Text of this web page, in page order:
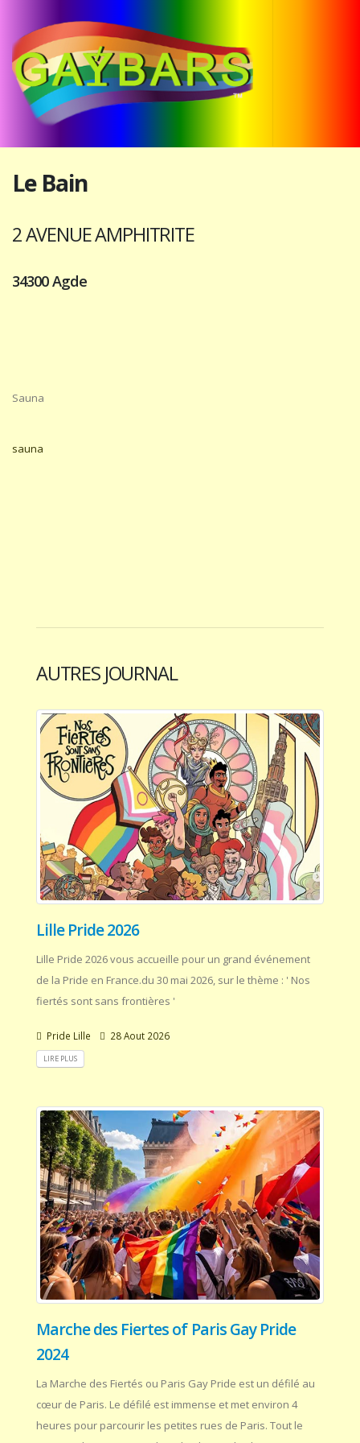
Le Bain
2 AVENUE AMPHITRITE
34300 Agde
Sauna
sauna
AUTRES JOURNAL
Lille Pride 2026
Lille Pride 2026 vous accueille pour un grand événement
de la Pride en France.du 30 mai 2026, sur le thème : ' Nos
fiertés sont sans frontières '
Pride Lille 28 Aout 2026
LIRE PLUS
Marche des Fiertes of Paris Gay Pride
2024
La Marche des Fiertés ou Paris Gay Pride est un défilé au
cœur de Paris. Le défilé est immense et met environ 4
heures pour parcourir les petites rues de Paris. Tout le